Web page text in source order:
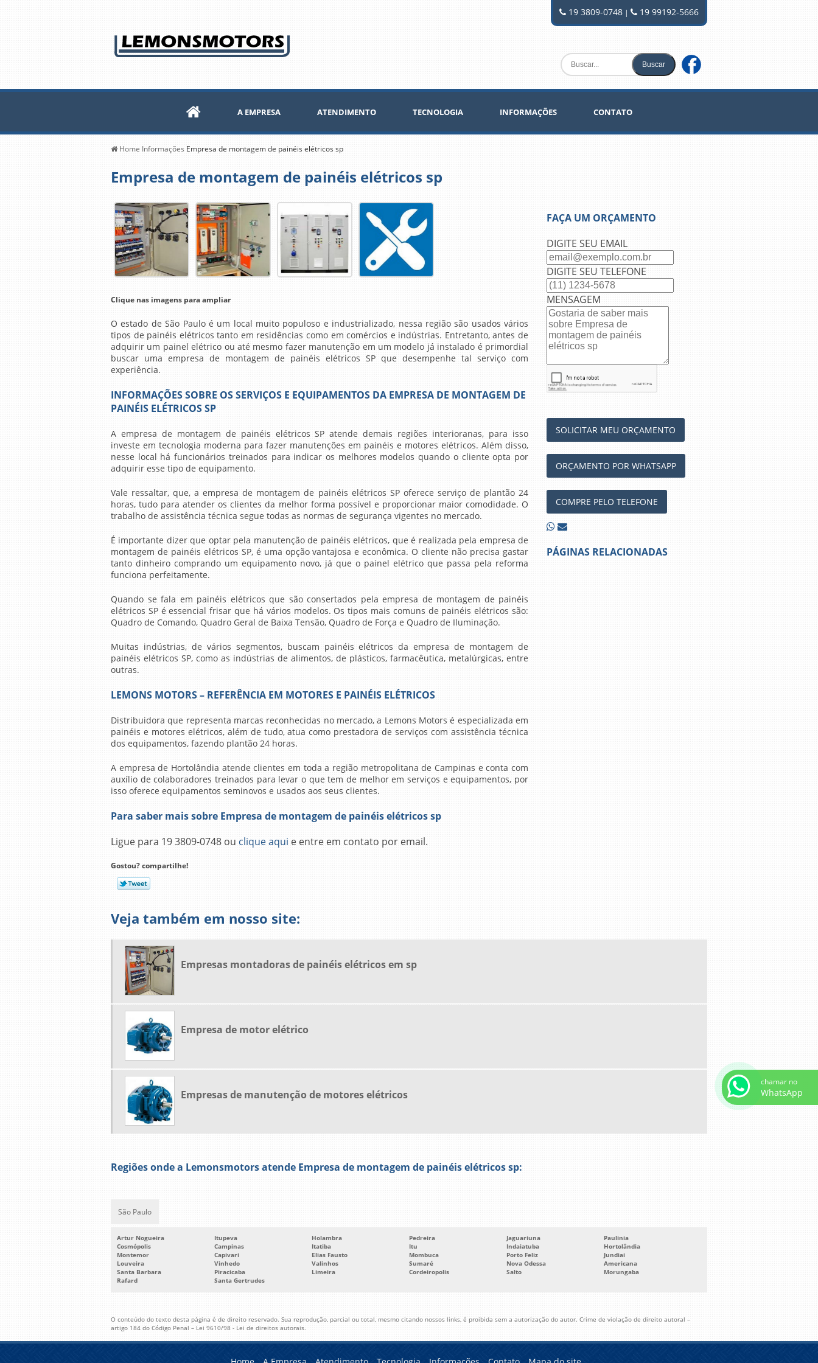
A EMPRESA ATENDIMENTO TECNOLOGIA INFORMAÇÕES CONTATO
19 3809-0748 | 19 99192-5666
Home Informações Empresa de montagem de painéis elétricos sp
Empresa de montagem de painéis elétricos sp
Clique nas imagens para ampliar
O estado de São Paulo é um local muito populoso e industrializado, nessa região são usados vários
tipos de painéis elétricos tanto em residências como em comércios e indústrias. Entretanto, antes de
adquirir um painel elétrico ou até mesmo fazer manutenção em um modelo já instalado é primordial
buscar uma empresa de montagem de painéis elétricos SP que desempenhe tal serviço com
experiência.
INFORMAÇÕES SOBRE OS SERVIÇOS E EQUIPAMENTOS DA EMPRESA DE MONTAGEM DE
PAINÉIS ELÉTRICOS SP
A empresa de montagem de painéis elétricos SP atende demais regiões interioranas, para isso
investe em tecnologia moderna para fazer manutenções em painéis e motores elétricos. Além disso,
nesse local há funcionários treinados para indicar os melhores modelos quando o cliente opta por
adquirir esse tipo de equipamento.
Vale ressaltar, que, aempresa de montagem de painéis elétricos SPoferece serviço de plantão 24
horas, tudo para atender os clientes da melhor forma possível e proporcionar maior comodidade. O
trabalho de assistência técnica segue todas as normas de segurança vigentes no mercado.
É importante dizer que optar pela manutenção de painéis elétricos, que é realizada pela empresa de
montagem de painéis elétricos SP, é uma opção vantajosa e econômica. O cliente não precisa gastar
tanto dinheiro comprando um equipamento novo, já que o painel elétrico que passa pela reforma
funciona perfeitamente.
Quando se fala em painéis elétricos que são consertados pela empresa de montagem de painéis
elétricos SPé essencial frisar que há vários modelos. Os tipos mais comuns de painéis elétricos são:
Quadro de Comando, Quadro Geral de Baixa Tensão, Quadro de Força e Quadro de Iluminação.
Muitas indústrias, de vários segmentos, buscam painéis elétricos daempresa de montagem de
painéis elétricos SP, como as indústrias de alimentos, de plásticos, farmacêutica, metalúrgicas, entre
outras.
LEMONS MOTORS – REFERÊNCIA EM MOTORES E PAINÉIS ELÉTRICOS
Distribuidora que representa marcas reconhecidas no mercado, a Lemons Motors é especializada em
painéis e motores elétricos, além de tudo, atua como prestadora de serviços com assistência técnica
dos equipamentos, fazendo plantão 24 horas.
A empresa de Hortolândia atende clientes em toda a região metropolitana de Campinas e conta com
auxílio de colaboradores treinados para levar o que tem de melhor em serviços e equipamentos, por
isso oferece equipamentos seminovos e usados aos seus clientes.
Para saber mais sobre Empresa de montagem de painéis elétricos sp
Ligue para 19 3809-0748 ou clique aqui e entre em contato por email.
Gostou? compartilhe!
FAÇA UM ORÇAMENTO
DIGITE SEU EMAIL
DIGITE SEU TELEFONE
MENSAGEM
SOLICITAR MEU ORÇAMENTO
ORÇAMENTO POR WHATSAPP
COMPRE PELO TELEFONE
PÁGINAS RELACIONADAS
Veja também em nosso site:
Empresas montadoras de painéis elétricos em sp
Empresa de motor elétrico
Empresas de manutenção de motores elétricos
Regiões onde a Lemonsmotors atende Empresa de montagem de painéis elétricos sp:
São Paulo
Artur Nogueira Itupeva Holambra Pedreira Jaguariuna
Paulinia
Cosmópolis
Campinas Itatiba Itu Indaiatuba
Hortolândia
Montemor
Capivari Elias Fausto Mombuca Porto Feliz
Jundiai
Louveira
Vinhedo Valinhos Sumaré Nova Odessa
Americana
Santa Barbara
Piracicaba Limeira Cordeiropolis Salto
Morungaba
Rafard
Santa Gertrudes
O conteúdo do texto desta página é de direito reservado. Sua reprodução, parcial ou total, mesmo citando nossos links, é proibida sem a autorização do autor. Crime de violação de direito autoral –
artigo 184 do Código Penal – Lei 9610/98 - Lei de direitos autorais.
chamar no
WhatsApp